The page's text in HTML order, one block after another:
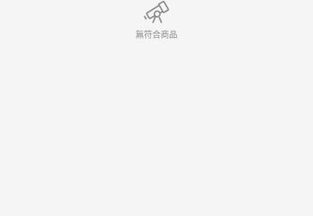
無符合商品